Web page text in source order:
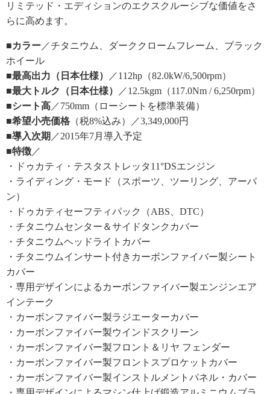
リミテッド・エディションのエクスクルーシブな価値をさ
らに高めます。
■カラー／チタニウム、ダーククロームフレーム、ブラック
ホイール
■最高出力（日本仕様）
／112hp（82.0kW/6,500rpm）
■最大トルク（日本仕様）
／12.5kgm（117.0Nm / 6,250rpm）
■シート高 ／750mm（ローシートを標準装備）
■希望小売価格 （税8%込み）／3,349,000円
■導入次期 ／2015年7月導入予定
■特徴／
・ドゥカティ・テスタストレッタ11°DSエンジン
・ライディング・モード（スポーツ、ツーリング、アーバ
ン）
・ドゥカティセーフティパック（ABS、DTC）
・チタニウムセンター＆サイドタンクカバー
・チタニウムヘッドライトカバー
・チタニウムインサート付きカーボンファイバー製シート
カバー
・専用デザインによるカーボンファイバー製エンジンエア
インテーク
・カーボンファイバー製ラジエーターカバー
・カーボンファイバー製ウインドスクリーン
・カーボンファイバー製フロント＆リヤ フェンダー
・カーボンファイバー製フロントスプロケットカバー
・カーボンファイバー製インストルメントパネル・カバー